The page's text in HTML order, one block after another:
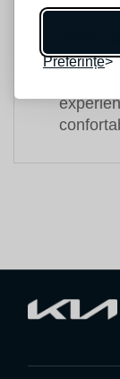
Preferințe
Cu